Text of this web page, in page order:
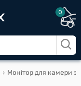
0
Монітор для камери